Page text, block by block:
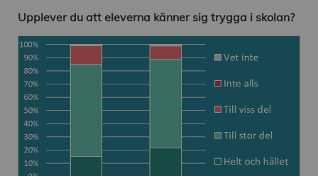
Upplever du att eleverna känner sig trygga i skolan?